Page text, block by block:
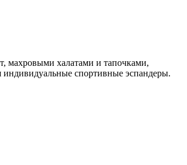
махровыми халатами и тапочками,
спортивные эспандеры.